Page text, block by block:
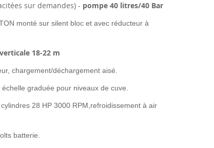
sur demandes) - pompe 40 litres/40 Bar
monté sur silent bloc et avec réducteur à
18-22 m
chargement/déchargement aisé.
graduée pour niveaux de cuve.
cylindres 28 HP 3000 RPM, refroidissement à air
batterie.